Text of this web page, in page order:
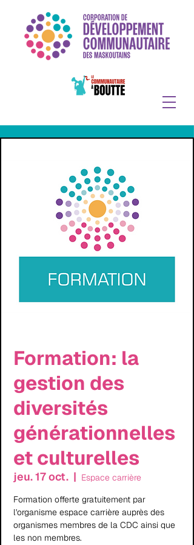
Formation: la
gestion des
diversités
générationnelles
et culturelles
jeu. 17 oct.
  |
Espace carrière
Formation offerte gratuitement par
l'organisme espace carrière auprès des
organismes membres de la CDC ainsi que
les non membres.